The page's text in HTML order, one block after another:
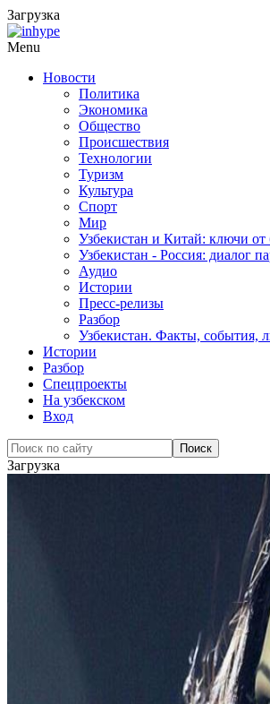
Загрузка
Menu
Новости
Политика
Экономика
Общество
Происшествия
Технологии
Туризм
Культура
Спорт
Мир
Узбекистан и Китай: ключи от
Узбекистан - Россия: диалог
Аудио
Истории
Пресс-релизы
Разбор
Узбекистан. Факты, события,
Истории
Разбор
Спецпроекты
На узбекском
Вход
Загрузка